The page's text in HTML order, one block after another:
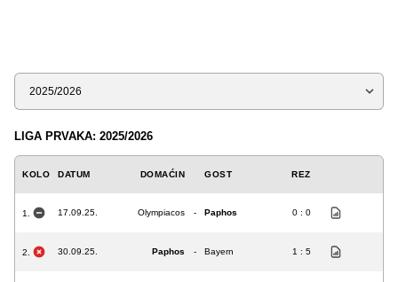
Sezona
LIGA PRVAKA: 2025/2026
KOLO DATUM DOMAĆIN GOST REZ
1. 17.09.25. Olympiacos - Paphos 0 : 0
2. 30.09.25. Paphos - Bayern 1 : 5